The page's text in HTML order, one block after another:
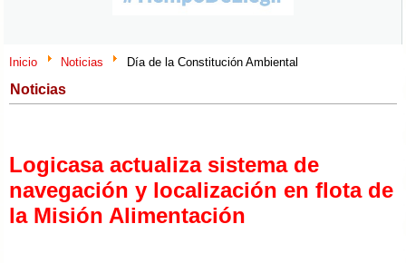
Inicio Noticias Día de la Constitución Ambiental
Noticias
Logicasa actualiza sistema de
navegación y localización en flota de
la Misión Alimentación